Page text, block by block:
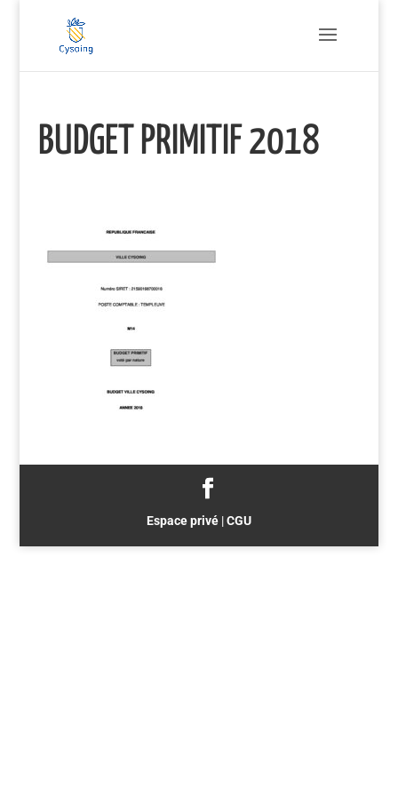
BUDGET PRIMITIF 2018
Espace privé|CGU